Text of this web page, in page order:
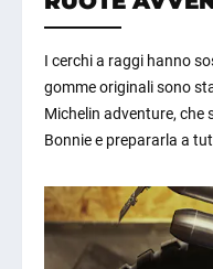
I cerchi a raggi hanno
gomme originali sono
Michelin adventure, che
Bonnie e prepararla a